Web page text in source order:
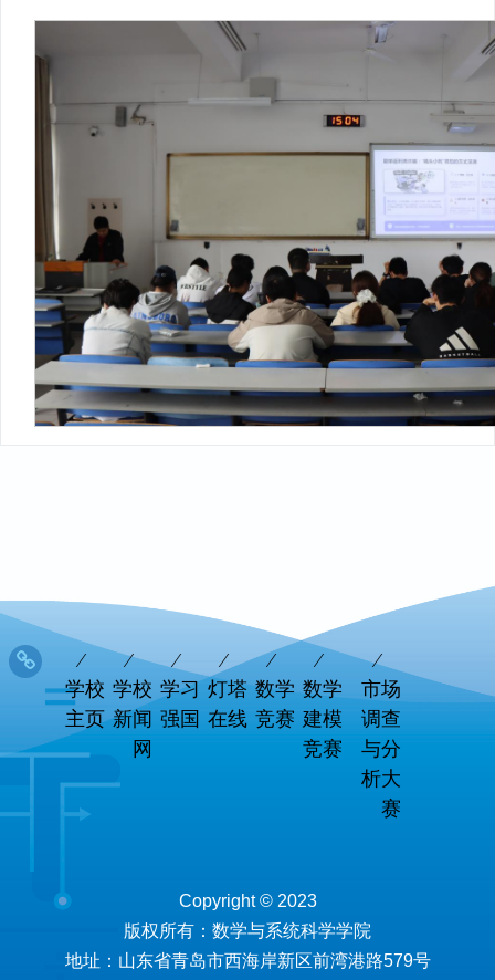
学校
主页
学校
新闻
网
学习
强国
灯塔
在线
数学
竞赛
数学
建模
竞赛
市场
调查
与分
析大
赛
Copyright © 2023
版权所有：数学与系统科学学院
地址：山东省青岛市西海岸新区前湾港路579号